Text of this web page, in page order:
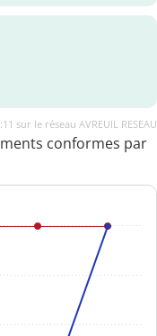
sur le réseau AVREUIL RESEAU
conformes par